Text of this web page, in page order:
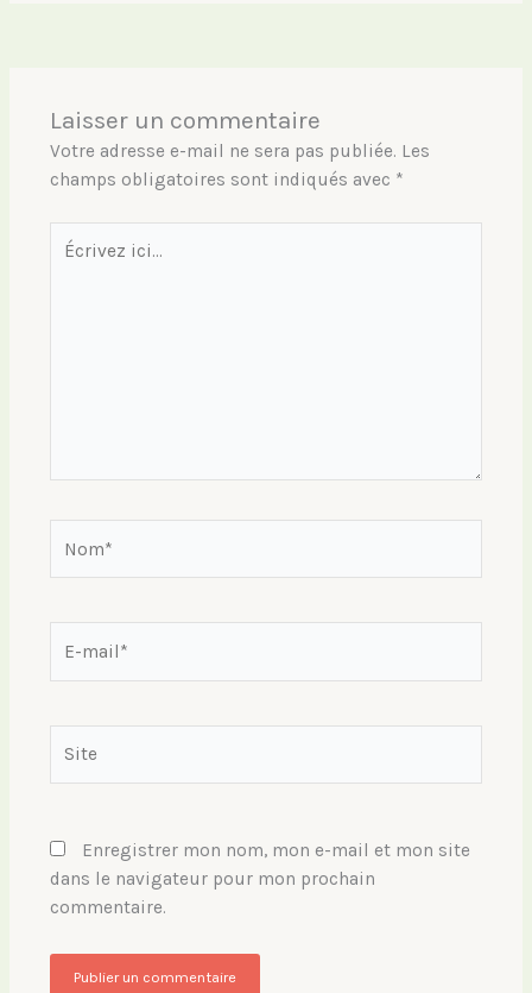
Laisser un commentaire
Votre adresse e-mail ne sera pas publiée. Les
champs obligatoires sont indiqués avec *
Écrivez
ici…
mail*
Enregistrer mon nom, mon e-mail et mon site
dans le navigateur pour mon prochain
commentaire.